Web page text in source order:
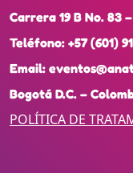
Carrera 19 B No. 83
Teléfono: +57 (601)
Email:
Bogotá D.C. –
POLÍTICA DE